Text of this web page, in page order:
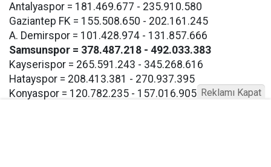
Antalyaspor = 181.469.677 - 235.910.580
Gaziantep FK = 155.508.650 - 202.161.245
A. Demirspor = 101.428.974 - 131.857.666
Samsunspor = 378.487.218 - 492.033.383
Kayserispor = 265.591.243 - 345.268.616
Hatayspor = 208.413.381 - 270.937.395
Konyaspor = 120.782.235 - 157.016.905 Reklamı Kapat